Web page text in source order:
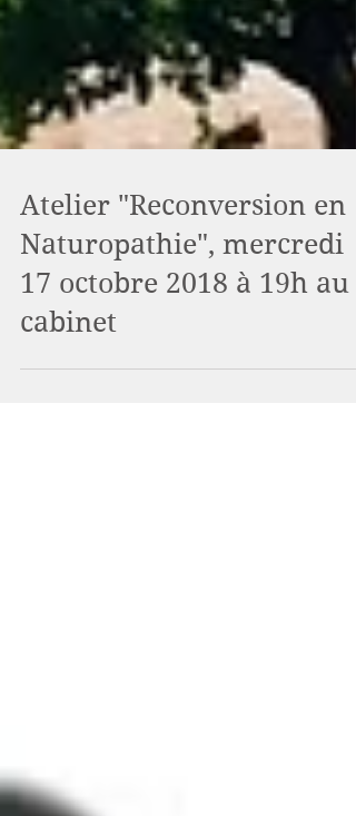
Atelier "Reconversion en
Naturopathie", mercredi
17 octobre 2018 à 19h au
cabinet